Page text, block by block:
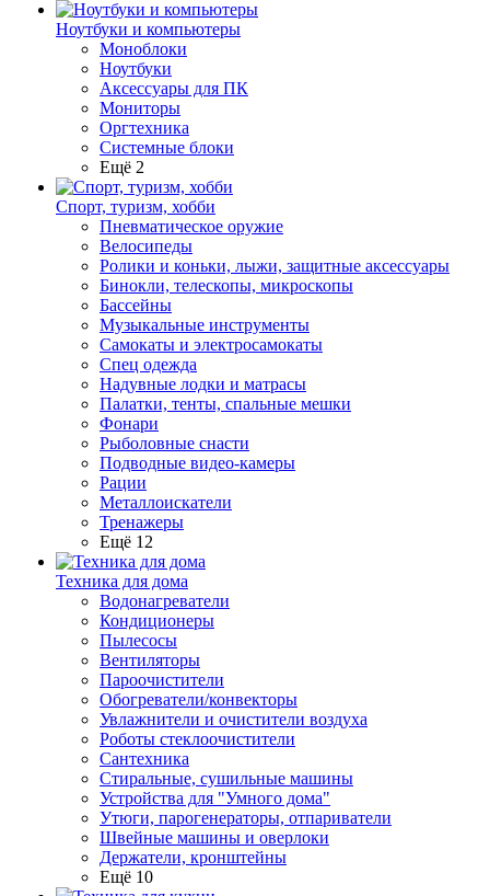
Ноутбуки и компьютеры
Моноблоки
Ноутбуки
Аксессуары для ПК
Мониторы
Оргтехника
Системные блоки
Ещё 2
Спорт, туризм, хобби
Пневматическое оружие
Велосипеды
Ролики и коньки, лыжи, защитные аксессуары
Бинокли, телескопы, микроскопы
Бассейны
Музыкальные инструменты
Самокаты и электросамокаты
Спец одежда
Надувные лодки и матрасы
Палатки, тенты, спальные мешки
Фонари
Рыболовные снасти
Подводные видео-камеры
Рации
Металлоискатели
Тренажеры
Ещё 12
Техника для дома
Водонагреватели
Кондиционеры
Пылесосы
Вентиляторы
Пароочистители
Обогреватели/конвекторы
Увлажнители и очистители воздуха
Роботы стеклоочистители
Сантехника
Стиральные, сушильные машины
Устройства для "Умного дома"
Утюги, парогенераторы, отпариватели
Швейные машины и оверлоки
Держатели, кронштейны
Ещё 10